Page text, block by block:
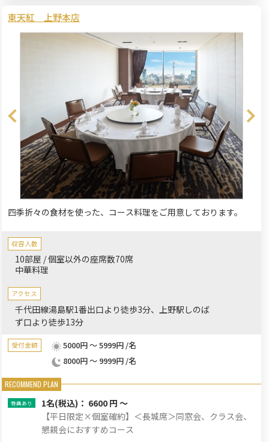
東天紅 上野本店
四季折々の食材を使った、コース料理をご用意しております。
収容人数
10部屋 / 個室以外の座席数70席
中華料理
アクセス
千代田線湯島駅1番出口より徒歩3分、上野駅しのば
ず口より徒歩13分
受付金額
5000円 ～ 5999円 /名
8000円 ～ 9999円 /名
1名(税込)： 6600 円 ～
【平日限定×個室確約】＜長城席＞同窓会、クラス会、
懇親会におすすめコース